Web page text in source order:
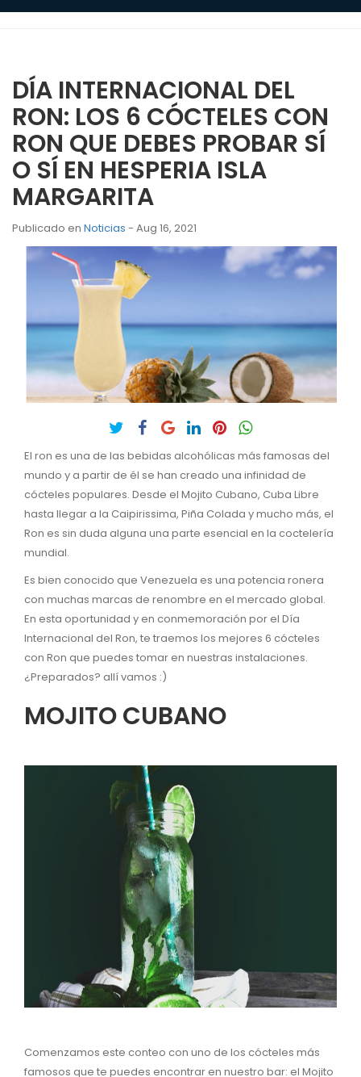
DÍA INTERNACIONAL DEL
RON: LOS 6 CÓCTELES CON
RON QUE DEBES PROBAR SÍ
O SÍ EN HESPERIA ISLA
MARGARITA
Publicado en Noticias - Aug 16, 2021
El ron es una de las bebidas alcohólicas más famosas del
mundo y a partir de él se han creado una infinidad de
cócteles populares. Desde el Mojito Cubano, Cuba Libre
hasta llegar a la Caipirissima, Piña Colada y mucho más, el
Ron es sin duda alguna una parte esencial en la coctelería
mundial.
Es bien conocido que Venezuela es una potencia ronera
con muchas marcas de renombre en el mercado global.
En esta oportunidad y en conmemoración por el Día
Internacional del Ron, te traemos los mejores 6 cócteles
con Ron que puedes tomar en nuestras instalaciones.
¿Preparados? allí vamos :)
MOJITO CUBANO
Comenzamos este conteo con uno de los cócteles más
famosos que te puedes encontrar en nuestro bar: el Mojito